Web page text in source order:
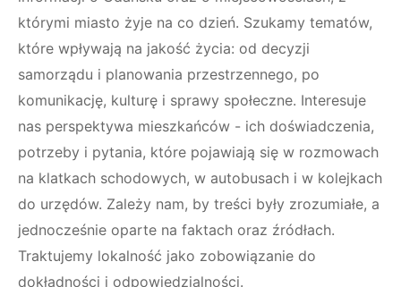
którymi miasto żyje na co dzień. Szukamy tematów,
które wpływają na jakość życia: od decyzji
samorządu i planowania przestrzennego, po
komunikację, kulturę i sprawy społeczne. Interesuje
nas perspektywa mieszkańców - ich doświadczenia,
potrzeby i pytania, które pojawiają się w rozmowach
na klatkach schodowych, w autobusach i w kolejkach
do urzędów. Zależy nam, by treści były zrozumiałe, a
jednocześnie oparte na faktach oraz źródłach.
Traktujemy lokalność jako zobowiązanie do
dokładności i odpowiedzialności.